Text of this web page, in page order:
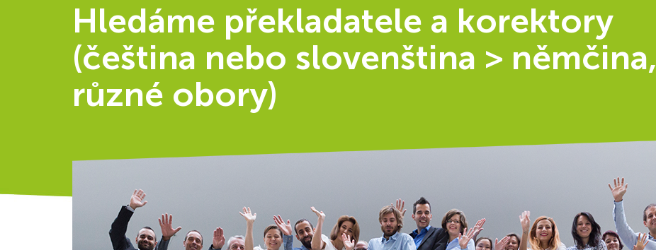
Hledáme překladatele a korektory
(čeština nebo slovenština > němčina,
různé obory)